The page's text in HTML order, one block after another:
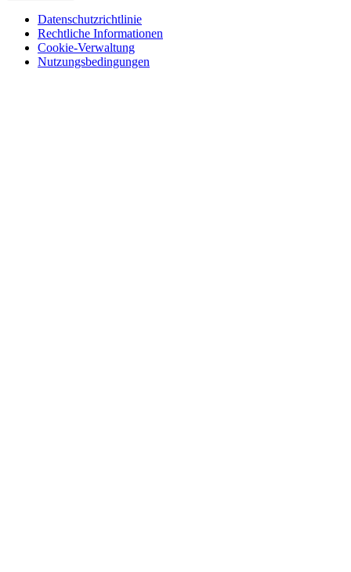
Datenschutzrichtlinie
Rechtliche Informationen
Cookie-Verwaltung
Nutzungsbedingungen